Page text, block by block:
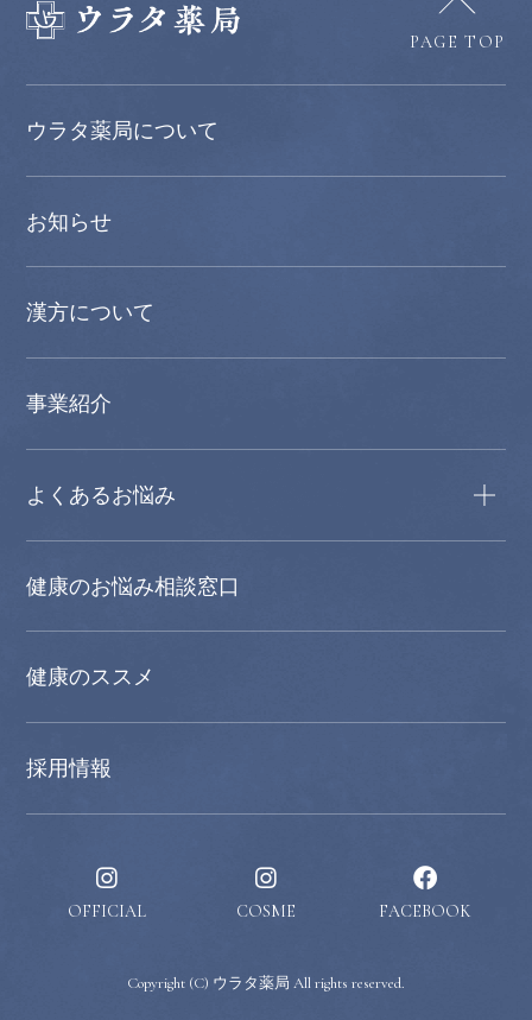
PAGE TOP
ウラタ薬局について
お知らせ
漢方について
事業紹介
よくあるお悩み
健康のお悩み相談窓口
健康のススメ
採用情報
OFFICIAL COSME FACEBOOK
Copyright (C) ウラタ薬局 All rights reserved.